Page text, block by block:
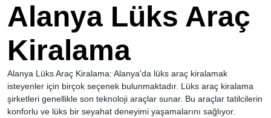
Alanya Lüks Araç
Kiralama
Alanya Lüks Araç Kiralama: Alanya'da lüks araç kiralamak
isteyenler için birçok seçenek bulunmaktadır. Lüks araç kiralama
şirketleri genellikle son teknoloji araçlar sunar. Bu araçlar tatilcilerin
konforlu ve lüks bir seyahat deneyimi yaşamalarını sağlıyor.